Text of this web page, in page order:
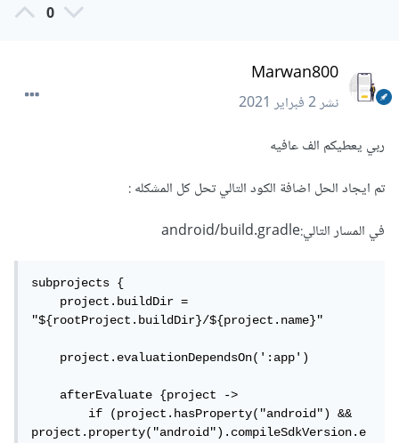
0
Marwan800
نشر2 فبراير 2021
ربي يعطيكم الف عافيه
تم ايجاد الحل اضافة الكود التالي تحل كل المشكله :
في المسار التالي:android/build.gradle
subprojects {
    project.buildDir =
"${rootProject.buildDir}/${project.name}"
    project.evaluationDependsOn(':app')
    afterEvaluate {project ->
        if (project.hasProperty("android") &&
project.property("android").compileSdkVersion.e